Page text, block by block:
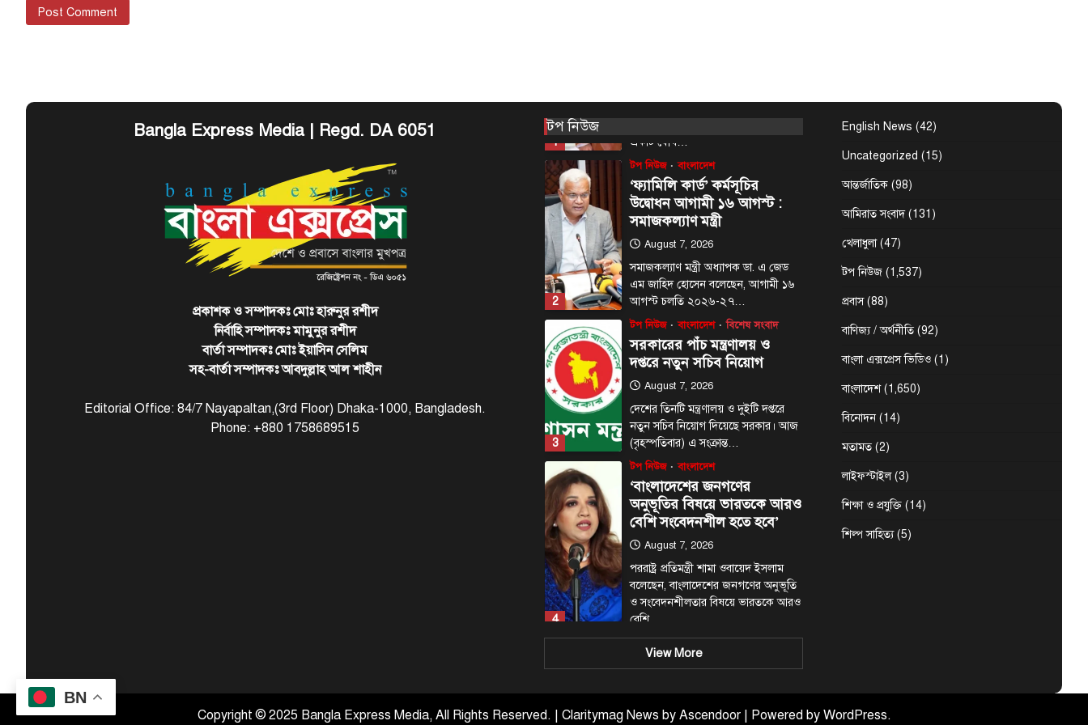
Bangla Express Media | Regd. DA 6051
প্রকাশক ও সম্পাদকঃ মোঃ হারুনুর রশীদ
নির্বাহি সম্পাদকঃ মামুনুর রশীদ
বার্তা সম্পাদকঃ মোঃ ইয়াসিন সেলিম
সহ-বার্তা সম্পাদকঃ আবদুল্লাহ আল শাহীন
Editorial Office: 84/7 Nayapaltan,(3rd Floor) Dhaka-1000, Bangladesh.
Phone: +880 1758689515
টপ নিউজ
1
একটি যৌথ…
2
টপ নিউজ বাংলাদেশ
‘ফ্যামিলি কার্ড’ কর্মসূচির
উদ্বোধন আগামী ১৬ আগস্ট :
সমাজকল্যাণ মন্ত্রী
August 7, 2026
সমাজকল্যাণ মন্ত্রী অধ্যাপক ডা. এ জেড
এম জাহিদ হোসেন বলেছেন, আগামী ১৬
আগস্ট চলতি ২০২৬-২৭…
3
টপ নিউজ বাংলাদেশ বিশেষ সংবাদ
সরকারের পাঁচ মন্ত্রণালয় ও
দপ্তরে নতুন সচিব নিয়োগ
August 7, 2026
দেশের তিনটি মন্ত্রণালয় ও দুইটি দপ্তরে
নতুন সচিব নিয়োগ দিয়েছে সরকার। আজ
(বৃহস্পতিবার) এ সংক্রান্ত…
4
টপ নিউজ বাংলাদেশ
‘বাংলাদেশের জনগণের
অনুভূতির বিষয়ে ভারতকে আরও
বেশি সংবেদনশীল হতে হবে’
August 7, 2026
পররাষ্ট্র প্রতিমন্ত্রী শামা ওবায়েদ ইসলাম
বলেছেন, বাংলাদেশের জনগণের অনুভূতি
ও সংবেদনশীলতার বিষয়ে ভারতকে আরও
বেশি…
রাজধানীর চারপাশের নদীদূষণ
প্রধানমন্ত্রীর
August 6, 2026
View More
English News (42)
Uncategorized (15)
আন্তর্জাতিক (98)
আমিরাত সংবাদ(131)
খেলাধুলা(47)
টপ নিউজ (1,537)
প্রবাস(88)
বাণিজ্য / অর্থনীতি (92)
বাংলা এক্সপ্রেস ভিডিও (1)
বাংলাদেশ(1,650)
বিনোদন (14)
মতামত (2)
লাইফস্টাইল(3)
শিক্ষা ও প্রযুক্তি (14)
শিল্প সাহিত্য(5)
Copyright © 2025 Bangla Express Media, All Rights Reserved. | Claritymag News by Ascendoor| Powered by WordPress.
BN